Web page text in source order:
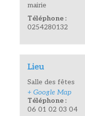
mairie
Téléphone :
0254280132
Lieu
Salle des fêtes
+ Google Map
Téléphone :
06 01 02 03 04